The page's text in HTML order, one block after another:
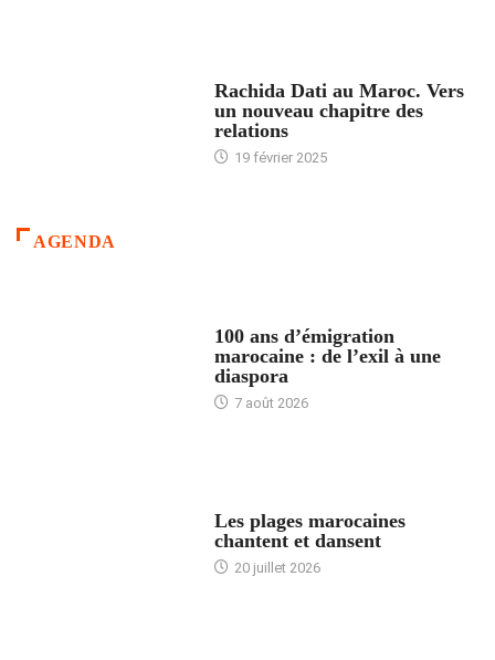
Rachida Dati au Maroc. Vers
un nouveau chapitre des
relations
19 février 2025
AGENDA
100 ans d’émigration
marocaine : de l’exil à une
diaspora
7 août 2026
Les plages marocaines
chantent et dansent
20 juillet 2026